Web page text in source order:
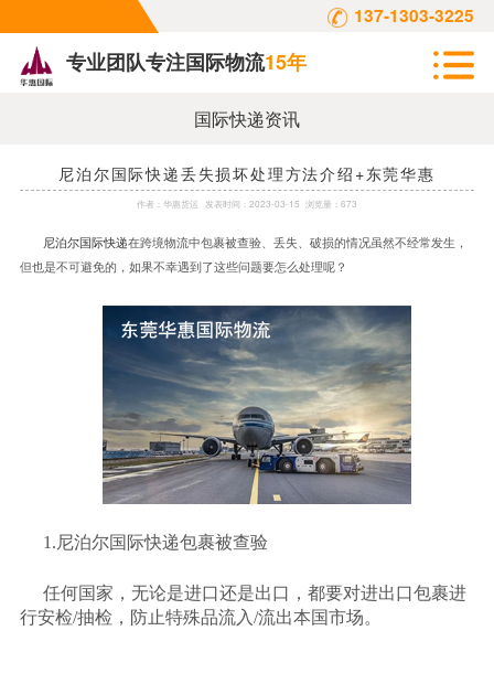
137-1303-3225
专业团队专注国际物流15年
国际快递资讯
尼泊尔国际快递丢失损坏处理方法介绍+东莞华惠
作者： 华惠货运 发表时间： 2023-03-15 浏览量：673
尼泊尔国际快递在跨境物流中包裹被查验、丢失、破损的情况虽然不经常发生，
但也是不可避免的，如果不幸遇到了这些问题要怎么处理呢？
1.尼泊尔国际快递包裹被查验
任何国家，无论是进口还是出口，都要对进出口包裹进
行安检/抽检，防止特殊品流入/流出本国市场。